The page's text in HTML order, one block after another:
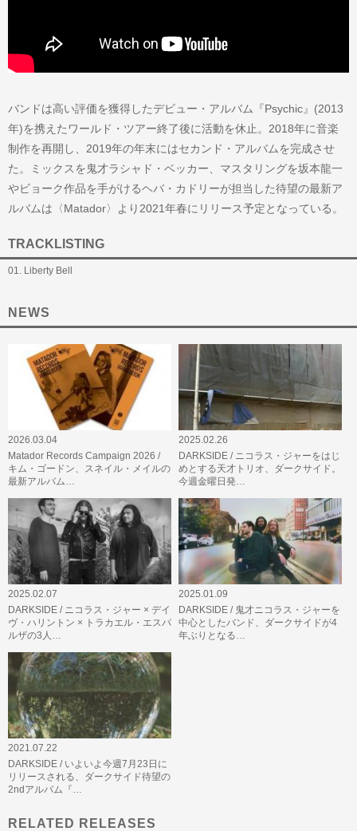
バンドは高い評価を獲得したデビュー・アルバム『Psychic』(2013
年)を携えたワールド・ツアー終了後に活動を休止。2018年に音楽
制作を再開し、2019年の年末にはセカンド・アルバムを完成させ
た。ミックスを鬼才ラシャド・ベッカー、マスタリングを坂本龍一
やビョーク作品を手がけるヘバ・カドリーが担当した待望の最新ア
ルバムは〈Matador〉より2021年春にリリース予定となっている。
TRACKLISTING
01. Liberty Bell
NEWS
2026.03.04
Matador Records Campaign 2026 /
キム・ゴードン、スネイル・メイルの
最新アルバム…
2025.02.26
DARKSIDE / ニコラス・ジャーをはじ
めとする天才トリオ、ダークサイド。
今週金曜日発…
2025.02.07
DARKSIDE / ニコラス・ジャー × デイ
ヴ・ハリントン × トラカエル・エスパ
ルザの3人…
2025.01.09
DARKSIDE / 鬼才ニコラス・ジャーを
中心としたバンド、ダークサイドが4
年ぶりとなる…
2021.07.22
DARKSIDE / いよいよ今週7月23日に
リリースされる、ダークサイド待望の
2ndアルバム『…
RELATED RELEASES